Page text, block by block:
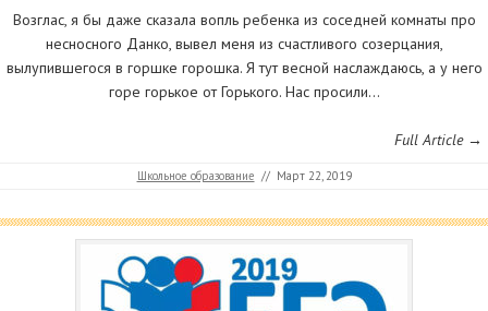
Возглас, я бы даже сказала вопль ребенка из соседней комнаты про
несносного Данко, вывел меня из счастливого созерцания,
вылупившегося в горшке горошка. Я тут весной наслаждаюсь, а у него
горе горькое от Горького. Нас просили…
Full Article →
Школьное образование // Март 22, 2019